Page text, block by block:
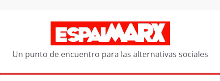
Un punto de encuentro para las alternativas sociales